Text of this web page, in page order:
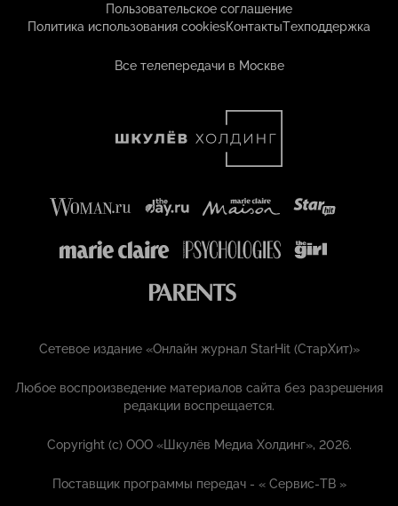
Пользовательское соглашение
Политика использования cookiesКонтактыТехподдержка
Все телепередачи в Москве
Сетевое издание «Онлайн журнал StarHit (СтарХит)»
Любое воспроизведение материалов сайта без разрешения
редакции воспрещается.
Copyright (с) ООО «Шкулёв Медиа Холдинг», 2026.
Поставщик программы передач - «Сервис-ТВ »